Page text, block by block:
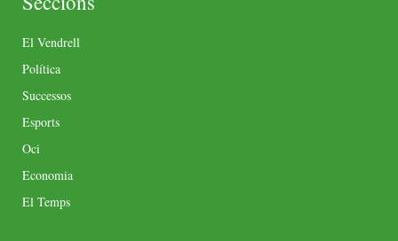
El Vendrell
Política
Successos
Esports
Oci
Economia
El Temps